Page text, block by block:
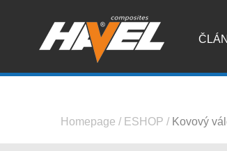
Homepage / ESHOP / Kovový